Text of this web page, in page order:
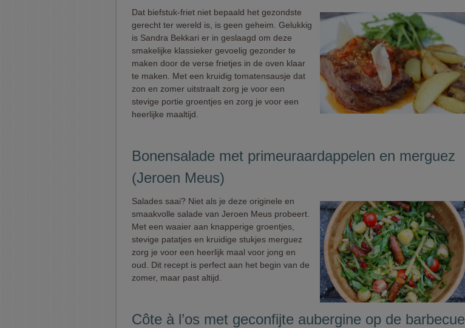
Dat biefstuk-friet niet bepaald het gezondste
gerecht ter wereld is, is geen geheim. Gelukkig
is Sandra Bekkari er in geslaagd om deze
smakelijke klassieker gevoelig gezonder te
maken door de verse frietjes in de oven klaar
te maken. Met een kruidig tomatensausje dat
zon en zomer uitstraalt zorg je voor een
stevige portie groentjes en zorg je voor een
heerlijke maaltijd.
Bonensalade met primeuraardappelen en merguez
(Jeroen Meus)
Salades saai? Niet als je deze originele en
smaakvolle salade van Jeroen Meus probeert.
Met een waaier aan knapperige groentjes,
stevige patatjes en kruidige stukjes merguez
zorg je voor een heerlijk maal voor jong en
oud. Dit recept is perfect aan het begin van de
zomer, maar past altijd.
Côte à l’os met geconfijte aubergine op de barbecue